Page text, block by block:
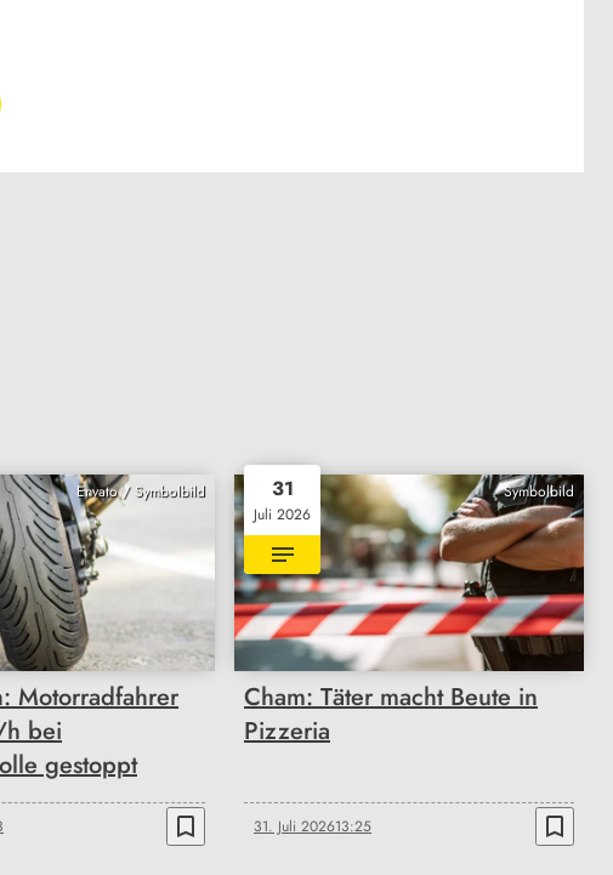
Envato / Symbolbild
Motorradfahrer
bei
gestoppt
bookmark_border
Symbolbild
31
Juli 2026
Cham: Täter macht Beute in
Pizzeria
31. Juli 202613:25 bookmark_border